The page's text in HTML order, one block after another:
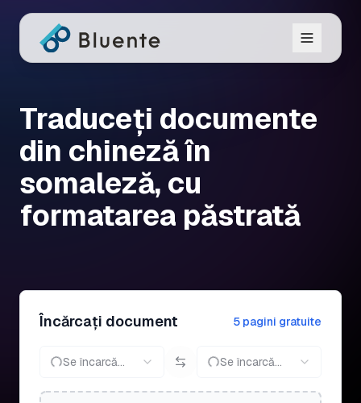
Traduceți documente
din chineză în
somaleză, cu
formatarea păstrată
Încărcați document 5 pagini gratuite
Se încarcă... Se încarcă...